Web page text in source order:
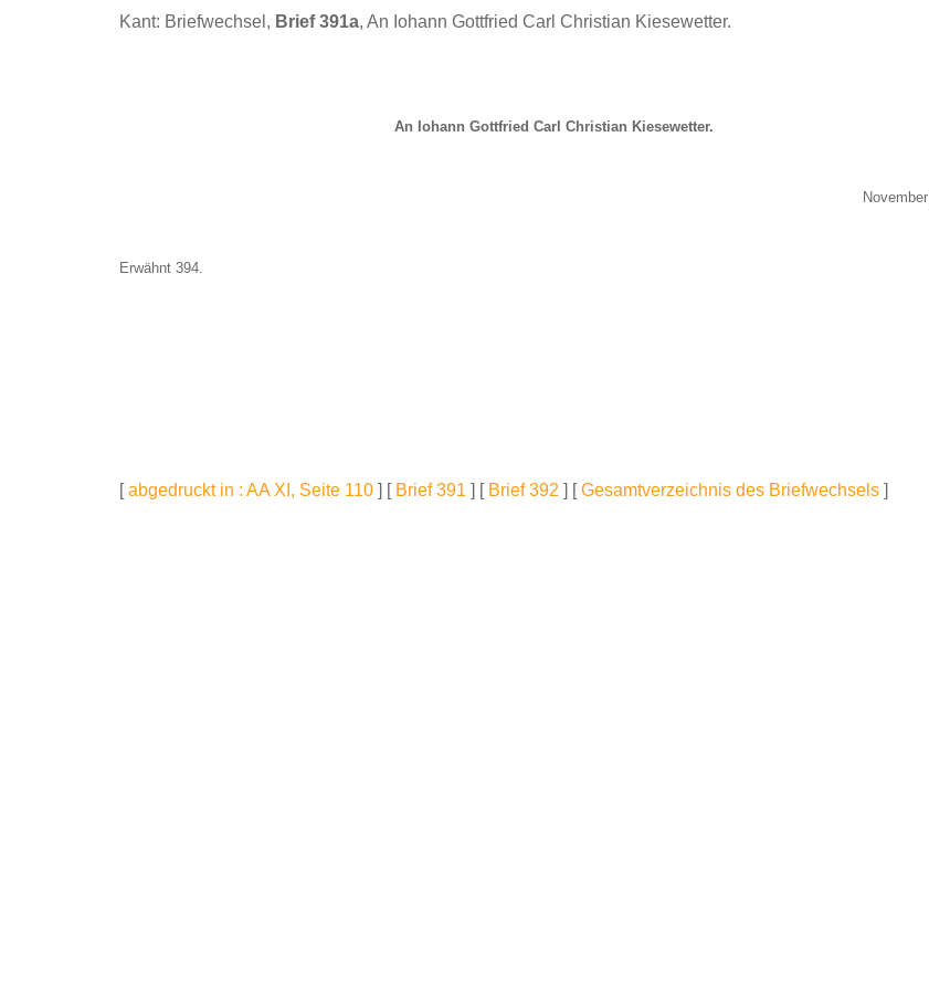
Kant: Briefwechsel, Brief 391a, An Iohann Gottfried Carl Christian Kiesewetter.
An Iohann Gottfried Carl Christian Kiesewetter.
November
Erwähnt 394.
[abgedruckt in : AA XI, Seite 110 ] [ Brief 391 ] [ Brief 392 ] [Gesamtverzeichnis des Briefwechsels ]